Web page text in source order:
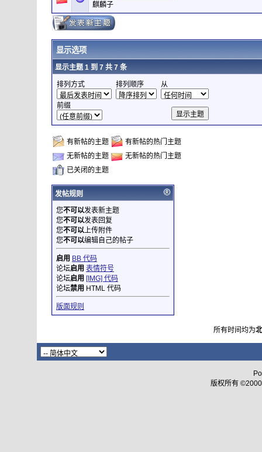
麒麟子
显示选项
显示主题 1 到 7 共 7 条
排列方式 排列顺序 从
前缀
有新帖的主题
有新帖的热门主题
无新帖的主题
无新帖的热门主题
已关闭的主题
发帖规则
您不可以发表新主题
您不可以发表回复
您不可以上传附件
您不可以编辑自己的帖子
启用 BB 代码
论坛启用 表情符号
论坛启用 [IMG] 代码
论坛禁用 HTML 代码
版面规则
所有时间均为
版权所有